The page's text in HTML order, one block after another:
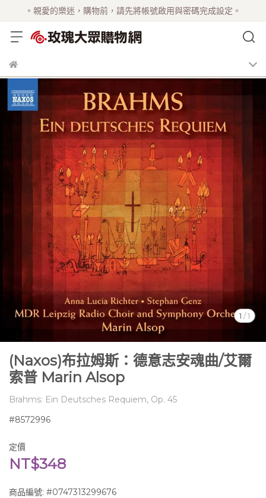
。親愛的樂迷，購物前，請先將帳號啟用與密碼完成設定。
1 /1
(Naxos)布拉姆斯：德意志安魂曲/艾爾
索普 Marin Alsop
Brahms: Ein Deutsches Requiem, Op. 45
#8572996
定價
NT$348
商品編號: #0747313299676